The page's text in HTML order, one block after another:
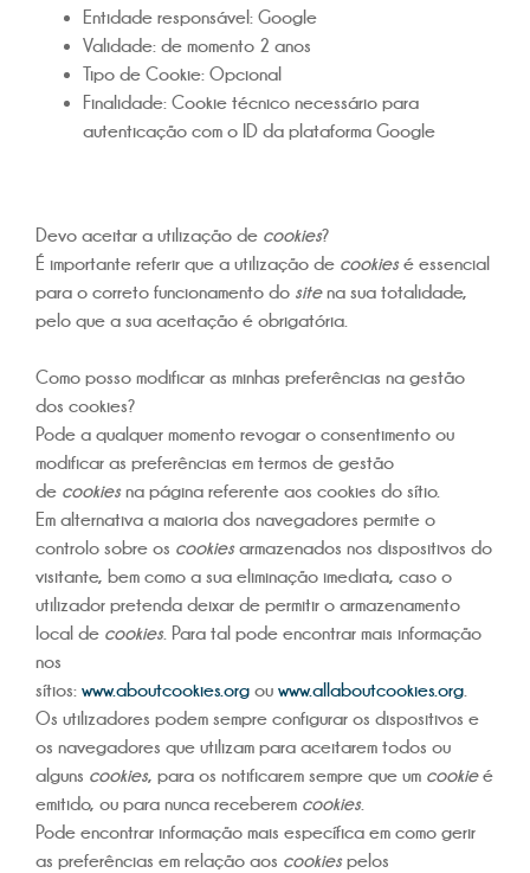
Entidade responsável: Google
Validade: de momento 2 anos
Tipo de Cookie: Opcional
Finalidade: Cookie técnico necessário para
autenticação com o ID da plataforma Google
Devo aceitar a utilização de cookies?
É importante referir que a utilização de cookiesé essencial
para o correto funcionamento do sitena sua totalidade,
pelo que a sua aceitação é obrigatória.
Como posso modificar as minhas preferências na gestão
dos cookies?
Pode a qualquer momento revogar o consentimento ou
modificar as preferências em termos de gestão
de cookiesna página referente aos cookies do sítio.
Em alternativa a maioria dos navegadores permite o
controlo sobre os cookiesarmazenados nos dispositivos do
visitante, bem como a sua eliminação imediata, caso o
utilizador pretenda deixar de permitir o armazenamento
local de cookies. Para tal pode encontrar mais informação
nos
sítios: www.aboutcookies.org ou www.allaboutcookies.org.
Os utilizadores podem sempre configurar os dispositivos e
os navegadores que utilizam para aceitarem todos ou
alguns cookies, para os notificarem sempre que um cookieé
emitido, ou para nunca receberem cookies.
Pode encontrar informação mais específica em como gerir
as preferências em relação aos cookiespelos